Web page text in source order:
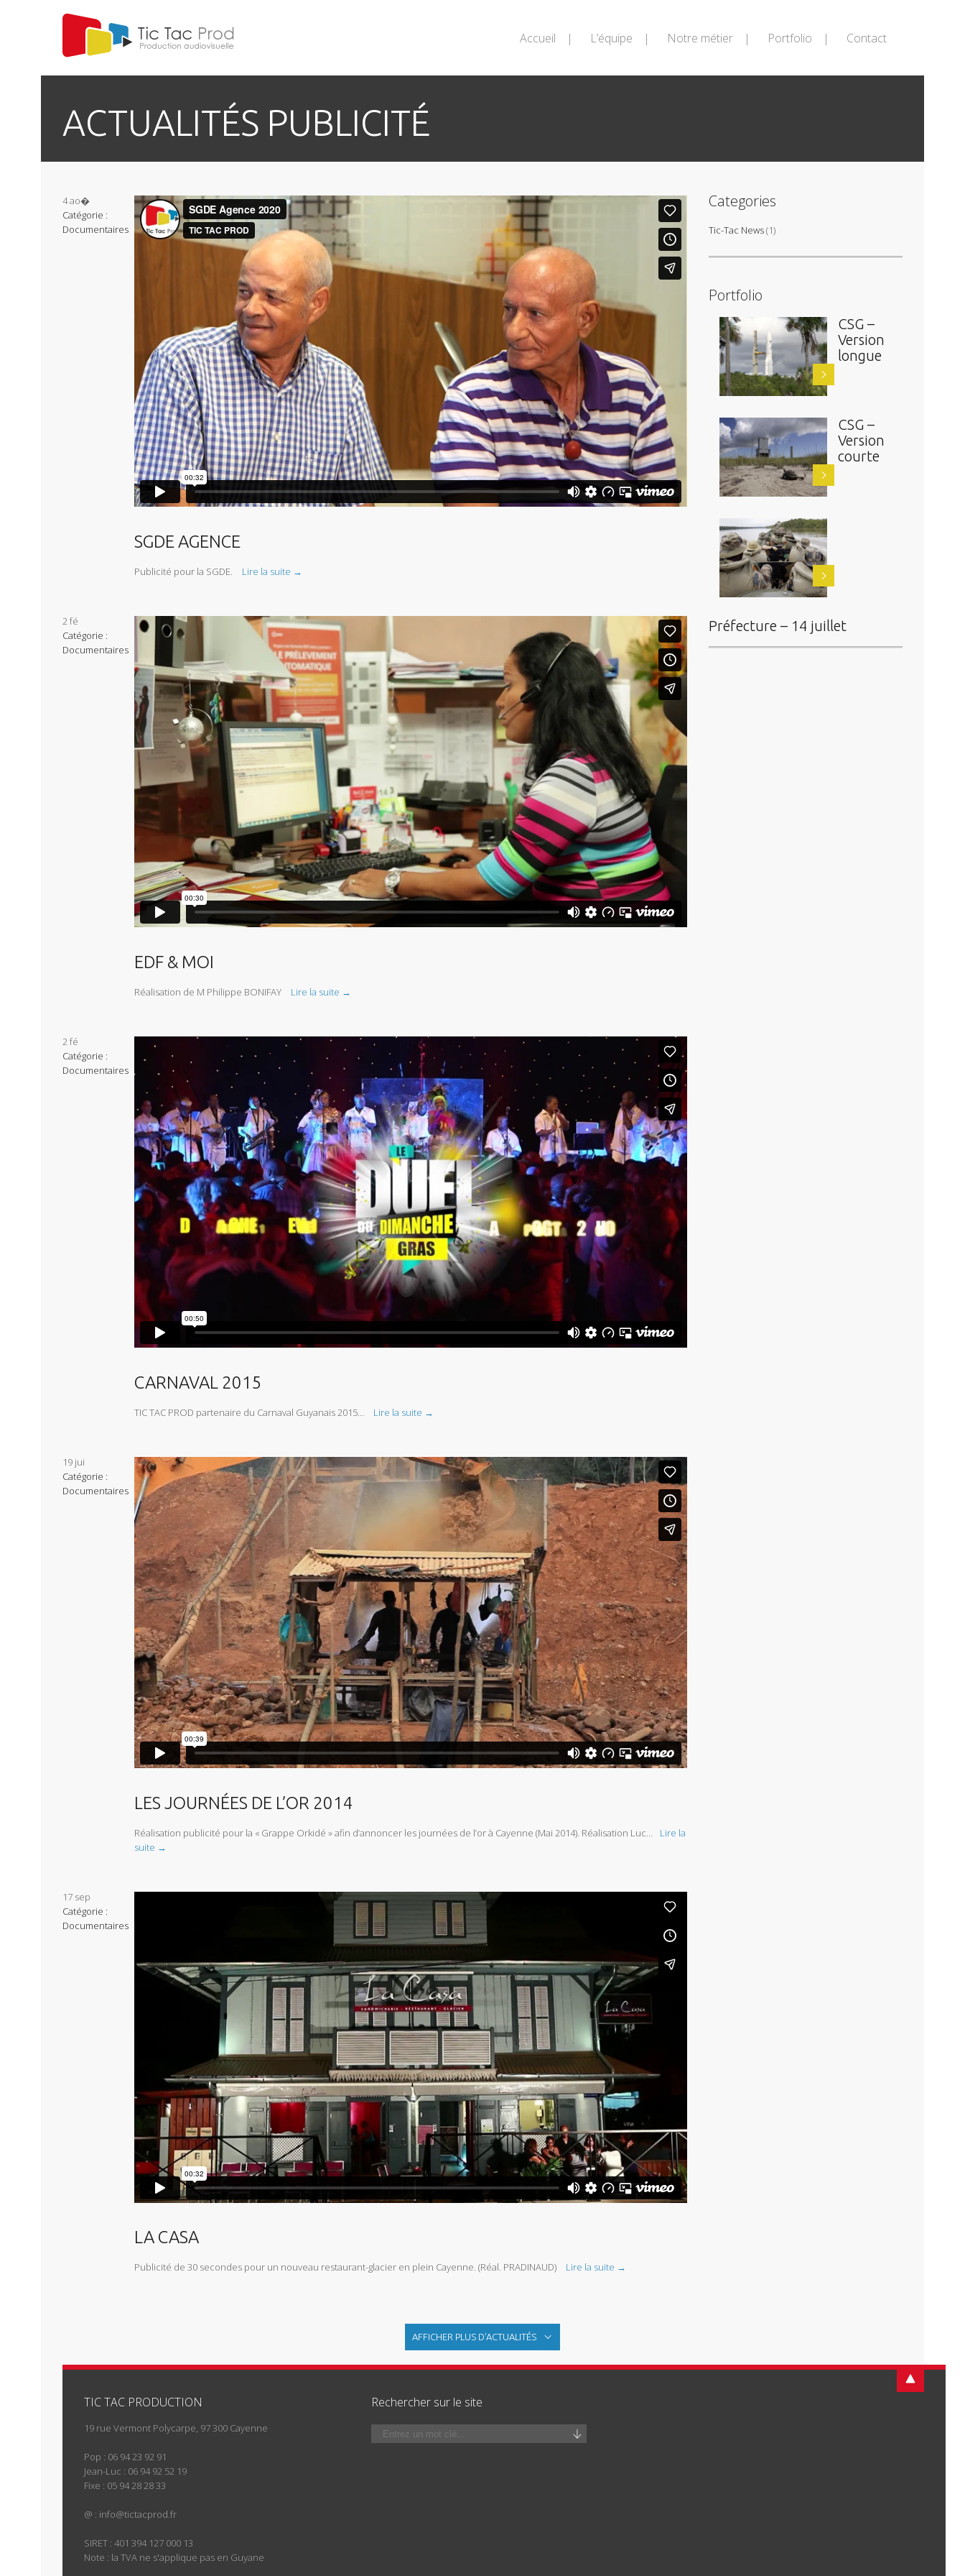
Accueil L’équipe Notre métier Portfolio Contact
ACTUALITÉS PUBLICITÉ
4ao�
Catégorie :
Documentaires
SGDE AGENCE
Publicité pour la SGDE. Lire la suite →
2fé
Catégorie :
Documentaires
EDF & MOI
Réalisation de M Philippe BONIFAY Lire la suite →
2fé
Catégorie :
Documentaires
CARNAVAL 2015
TIC TAC PROD partenaire du Carnaval Guyanais 2015… Lire la suite →
19 jui
Catégorie :
Documentaires
LES JOURNÉES DE L’OR 2014
Réalisation publicité pour la « Grappe Orkidé » afin d’annoncer les journées de l’or à Cayenne (Mai 2014). Réalisation Luc…
Lire la
suite →
17 sep
Catégorie :
Documentaires
LA CASA
Publicité de 30 secondes pour un nouveau restaurant-glacier en plein Cayenne. (Réal. PRADINAUD) Lire la suite →
Categories
Tic-Tac News(1)
Portfolio
CSG –
Version
longue
CSG –
Version
courte
Préfecture – 14 juillet
AFFICHER PLUS D'ACTUALITÉS
TIC TAC PRODUCTION
19 rue Vermont Polycarpe, 97 300 Cayenne
Pop : 06 94 23 92 91
Jean-Luc : 06 94 92 52 19
Fixe : 05 94 28 28 33
@ : info@tictacprod.fr
SIRET : 401 394 127 000 13
Note : la TVA ne s'applique pas en Guyane
Rechercher sur le site